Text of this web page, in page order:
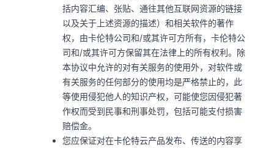
括内容汇编、张贴、通往其他互联网资源的链接
以及关于上述资源的描述）和相关软件的著作
权，由卡伦特公司和/或其许可方所有，卡伦特公
司和/或其许可方保留其在法律上的所有权利。除
本协议中允许的对有关服务的使用外，对软件或
有关服务的任何部分的使用均是严格禁止的，此
等使用侵犯他人的知识产权，可能使您因侵犯著
作权而受到民事和刑事处罚，包括可能支付损害
赔偿金。
您应保证对在卡伦特云产品发布、传送的内容享